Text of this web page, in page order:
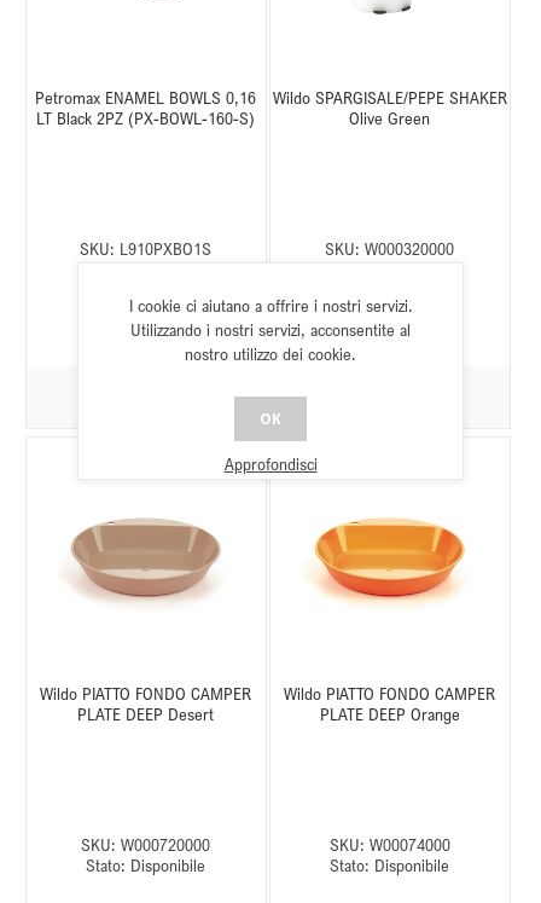
Petromax ENAMEL BOWLS 0,16
LT Black 2PZ (PX-BOWL-160-S)
SKU: L910PXBO1S
Wildo SPARGISALE/PEPE SHAKER
Olive Green
SKU: W000320000
Wildo PIATTO FONDO CAMPER
PLATE DEEP Desert
SKU: W000720000
Stato: Disponibile
Wildo PIATTO FONDO CAMPER
PLATE DEEP Orange
SKU: W00074000
Stato: Disponibile
I cookie ci aiutano a offrire i nostri servizi.
Utilizzando i nostri servizi, acconsentite al
nostro utilizzo dei cookie.
OK
Approfondisci